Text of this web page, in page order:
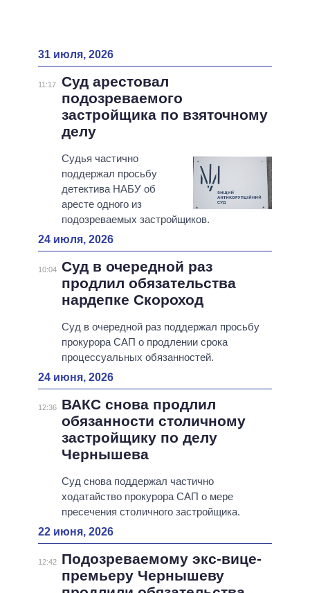
31 июля, 2026
11:17
Суд арестовал
подозреваемого
застройщика по взяточному
делу
Судья частично
поддержал просьбу
детектива НАБУ об
аресте одного из
подозреваемых застройщиков.
24 июля, 2026
10:04 Суд в очередной раз
продлил обязательства
нардепке Скороход
Суд в очередной раз поддержал просьбу
прокурора САП о продлении срока
процессуальных обязанностей.
24 июня, 2026
12:36
ВАКС снова продлил
обязанности столичному
застройщику по делу
Чернышева
Суд снова поддержал частично
ходатайство прокурора САП о мере
пресечения столичного застройщика.
22 июня, 2026
12:42
Подозреваемому экс-вице-
премьеру Чернышеву